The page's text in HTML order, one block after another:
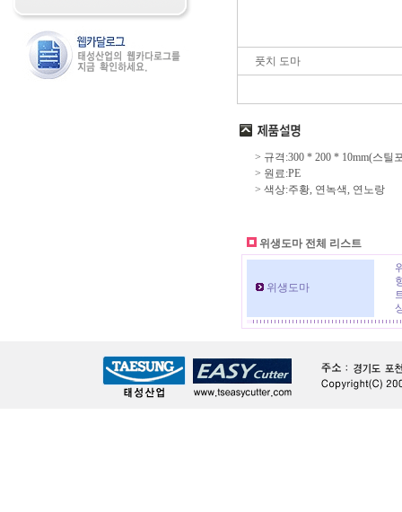
풋치 도마
> 규격:300 * 200 * 10mm(스틸
> 원료:PE
> 색상:주황, 연녹색, 연노랑
위생도마 전체 리스트
위생도마